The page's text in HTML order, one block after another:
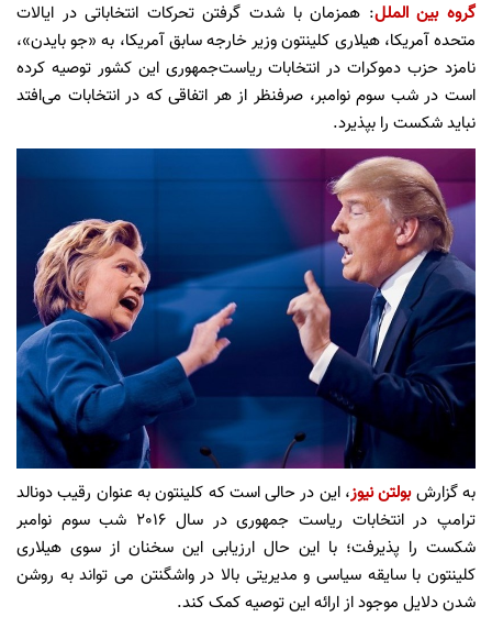
گروه بین الملل: همزمان با شدت گرفتن تحرکات انتخاباتی در ایالات
متحده آمریکا، هیلاری کلینتون وزیر خارجه سابق آمریکا، به «جو بایدن»،
نامزد حزب دموکرات در انتخابات ریاست‌جمهوری این کشور توصیه کرده
است در شب سوم نوامبر، صرفنظر از هر اتفاقی که در انتخابات می‌افتد
نباید شکست را بپذیرد.
به گزارشبولتن نیوز، این در حالی است که کلینتون به عنوان رقیب دونالد
ترامپ در انتخابات ریاست جمهوری در سال 2016 شب سوم نوامبر
شکست را پذیرفت؛ با این حال ارزیابی این سخنان از سوی هیلاری
کلینتون با سایقه سیاسی و مدیریتی بالا در واشگنتن می تواند به روشن
شدن دلایل موجود از ارائه این توصیه کمک کند.